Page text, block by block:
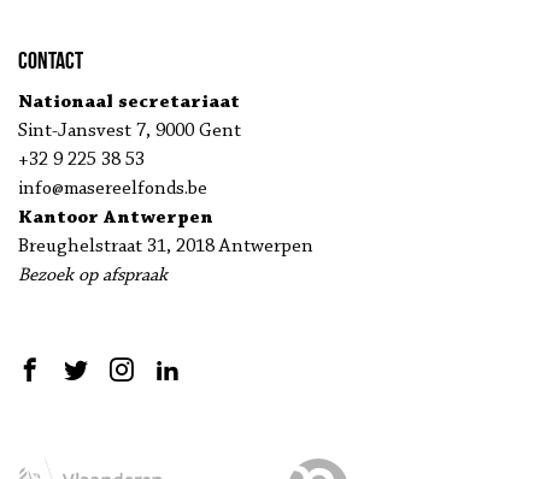
Contact
Nationaal secretariaat
Sint-Jansvest 7, 9000 Gent
+32 9 225 38 53
info@masereelfonds.be
Kantoor Antwerpen
Breughelstraat 31, 2018 Antwerpen
Bezoek op afspraak